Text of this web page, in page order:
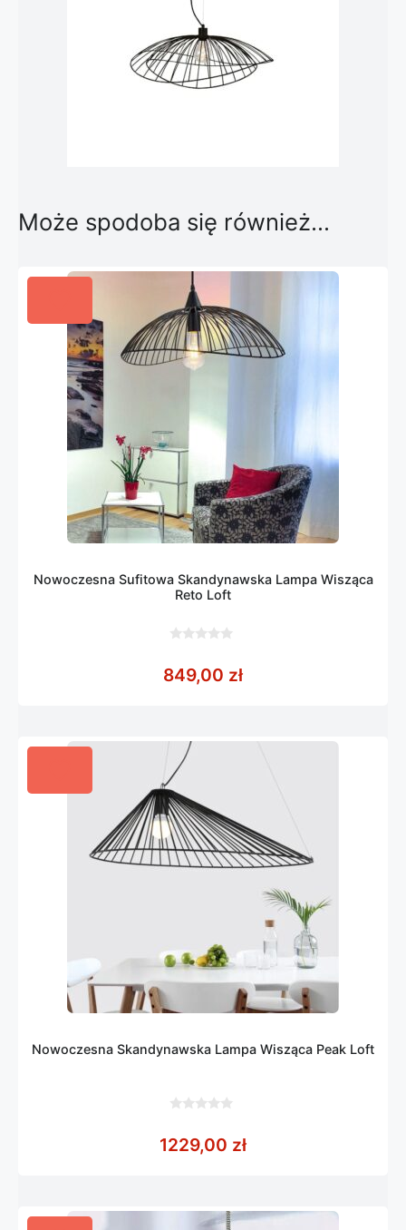
Może spodoba się również…
Nowoczesna Sufitowa Skandynawska Lampa Wisząca
Reto Loft
5
849,00 zł
Nowoczesna Skandynawska Lampa Wisząca Peak Loft
5
1229,00 zł